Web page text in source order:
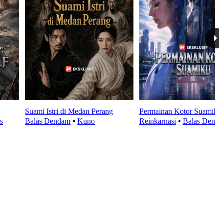
Suami Istri di Medan Perang
Balas Dendam ⦁Kuno
Permainan Kotor
Reinkarnasi ⦁ Balas